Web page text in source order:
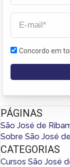
Concordo em
PÁGINAS
São José de
Sobre São José
CATEGORIAS
Cursos São José